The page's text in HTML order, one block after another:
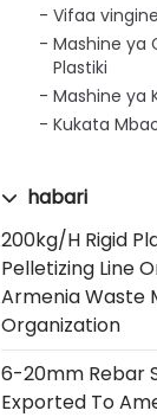
Vifaa vingine
Mashine ya
Plastiki
Mashine ya
Kukata
habari
200kg/h Rigid
Pelletizing Line
Armenia Waste
Organization
6-20mm Rebar
Exported To